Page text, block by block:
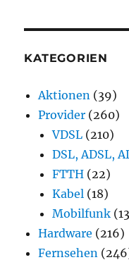
KATEGORIEN
Aktionen (39)
Provider (260)
VDSL (210)
DSL, ADSL,
FTTH (22)
Kabel (18)
Mobilfunk
Hardware (216)
Fernsehen